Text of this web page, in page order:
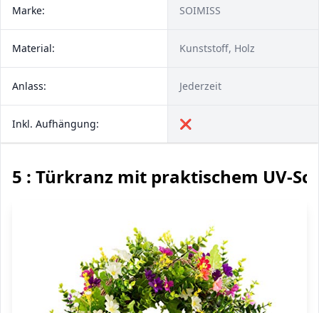
Marke: SOIMISS
Material: Kunststoff, Holz
Anlass: Jederzeit
Inkl. Aufhängung: ❌
5 : Türkranz mit praktischem UV-